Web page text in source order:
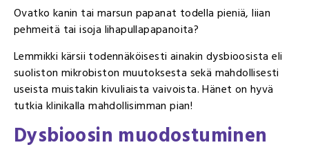
Ovatko kanin tai marsun papanat todella pieniä, liian
pehmeitä tai isoja lihapullapapanoita?
Lemmikki kärsii todennäköisesti ainakin dysbioosista eli
suoliston mikrobiston muutoksesta sekä mahdollisesti
useista muistakin kivuliaista vaivoista. Hänet on hyvä
tutkia klinikalla mahdollisimman pian!
Dysbioosin muodostuminen